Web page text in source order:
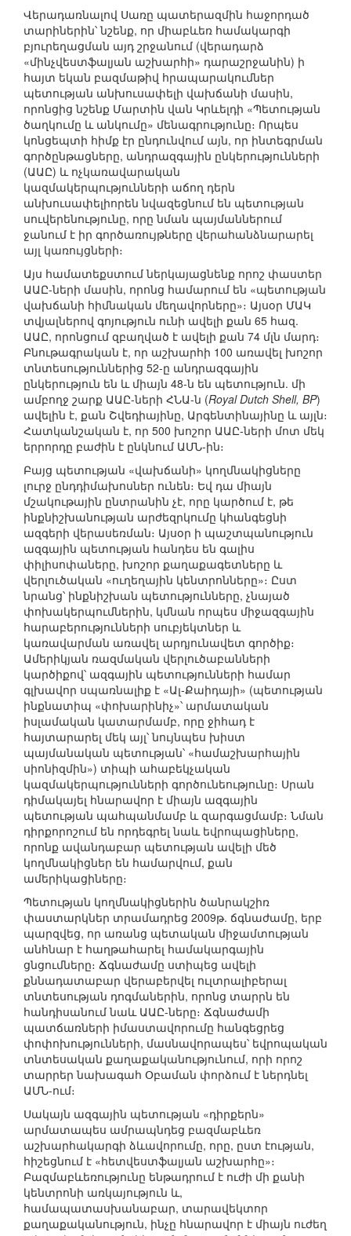
Վերադառնալով Սառը պատերազմին հաջորդած
տարիներին՝ նշենք, որ միաբևեռ համակարգի
բյուրեղացման այդ շրջանում (վերադարձ
«մինչվեստֆալյան աշխարհի» դարաշրջանին) ի
հայտ եկան բազմաթիվ հրապարակումներ
պետության անխուսափելի վախճանի մասին,
որոնցից նշենք Մարտին վան Կրևելդի «Պետության
ծաղկումը և անկումը» մենագրությունը։ Որպես
կոնցեպտի հիմք էր ընդունվում այն, որ ինտեգրման
գործընթացները, անդրազգային ընկերությունների
(ԱԱԸ) և ոչկառավարական
կազմակերպությունների աճող դերն
անխուսափելիորեն նվազեցնում են պետության
սուվերենությունը, որը նման պայմաններում
ջանում է իր գործառույթները վերահանձնարարել
այլ կառույցների։
Այս համատեքստում ներկայացնենք որոշ փաստեր
ԱԱԸ-ների մասին, որոնց համարում են «պետության
վախճանի հիմնական մեղավորները»։ Այսօր ՄԱԿ
տվյալներով գոյություն ունի ավելի քան 65 հազ.
ԱԱԸ, որոնցում զբաղված է ավելի քան 74 մլն մարդ։
Բնութագրական է, որ աշխարհի 100 առավել խոշոր
տնտեսություններից 52-ը անդրազգային
ընկերություն են և միայն 48-ն են պետություն. մի
ամբողջ շարք ԱԱԸ-ների ՀՆԱ-ն (Royal Dutch Shell, BP)
ավելին է, քան Շվեդիայինը, Արգենտինայինը և այլն։
Հատկանշական է, որ 500 խոշոր ԱԱԸ-ների մոտ մեկ
երրորդը բաժին է ընկնում ԱՄՆ-ին։
Բայց պետության «վախճանի» կողմնակիցները
լուրջ ընդդիմախոսներ ունեն։ Եվ դա միայն
մշակութային ընտրանին չէ, որը կարծում է, թե
ինքնիշխանության արժեզրկումը կհանգեցնի
ազգերի վերասեռման։ Այսօր ի պաշտպանություն
ազգային պետության հանդես են գալիս
փիլիսոփաները, խոշոր քաղաքագետները և
վերլուծական «ուղեղային կենտրոնները»։ Ըստ
նրանց՝ ինքնիշխան պետությունները, չնայած
փոխակերպումներին, կմնան որպես միջազգային
հարաբերությունների սուբյեկտներ և
կառավարման առավել արդյունավետ գործիք։
Ամերիկյան ռազմական վերլուծաբանների
կարծիքով՝ ազգային պետությունների համար
գլխավոր սպառնալիք է «Ալ-Քաիդայի» (պետության
ինքնատիպ «փոխարինիչ»՝ արմատական
իսլամական կատարմամբ, որը ջիհադ է
հայտարարել մեկ այլ՝ նույնպես խիստ
պայմանական պետության՝ «համաշխարհային
սիոնիզմին») տիպի ահաբեկչական
կազմակերպությունների գործունեությունը։ Սրան
դիմակայել հնարավոր է միայն ազգային
պետության պահպանմամբ և զարգացմամբ։ Նման
դիրքորոշում են որդեգրել նաև եվրոպացիները,
որոնք ավանդաբար պետության ավելի մեծ
կողմնակիցներ են համարվում, քան
ամերիկացիները։
Պետության կողմնակիցներին ծանրակշիռ
փաստարկներ տրամադրեց 2009թ. ճգնաժամը, երբ
պարզվեց, որ առանց պետական միջամտության
անհնար է հաղթահարել համակարգային
ցնցումները։ Ճգնաժամը ստիպեց ավելի
քննադատաբար վերաբերվել ուլտրալիբերալ
տնտեսության դոգմաներին, որոնց տարրն են
հանդիսանում նաև ԱԱԸ-ները։ Ճգնաժամի
պատճառների իմաստավորումը հանգեցրեց
փոփոխությունների, մասնավորապես՝ եվրոպական
տնտեսական քաղաքականությունում, որի որոշ
տարրեր նախագահ Օբաման փորձում է ներդնել
ԱՄՆ-ում։
Սակայն ազգային պետության «դիրքերն»
արմատապես ամրապնդեց բազմաբևեռ
աշխարհակարգի ձևավորումը, որը, ըստ էության,
հիշեցնում է «հետվեստֆալյան աշխարհը»։
Բազմաբևեռությունը ենթադրում է ուժի մի քանի
կենտրոնի առկայություն և,
համապատասխանաբար, տարավեկտոր
քաղաքականություն, ինչը հնարավոր է միայն ուժեղ